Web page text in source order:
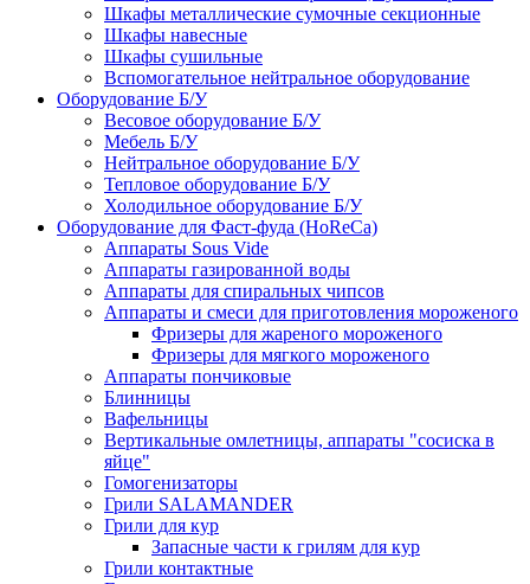
Шкафы металлические сумочные секционные
Шкафы навесные
Шкафы сушильные
Вспомогательное нейтральное оборудование
Оборудование Б/У
Весовое оборудование Б/У
Мебель Б/У
Нейтральное оборудование Б/У
Тепловое оборудование Б/У
Холодильное оборудование Б/У
Оборудование для Фаст-фуда (HoReCa)
Аппараты Sous Vide
Аппараты газированной воды
Аппараты для спиральных чипсов
Аппараты и смеси для приготовления мороженого
Фризеры для жареного мороженого
Фризеры для мягкого мороженого
Аппараты пончиковые
Блинницы
Вафельницы
Вертикальные омлетницы, аппараты "сосиска в
яйце"
Гомогенизаторы
Грили SALAMANDER
Грили для кур
Запасные части к грилям для кур
Грили контактные